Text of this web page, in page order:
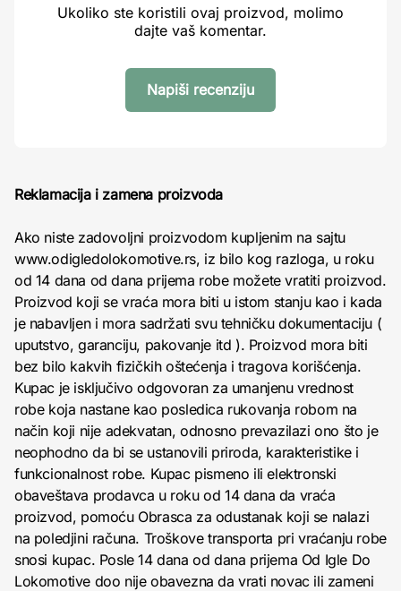
Ukoliko ste koristili ovaj proizvod, molimo
dajte vaš komentar.
Napiši recenziju
Reklamacija i zamena proizvoda
Ako niste zadovoljni proizvodom kupljenim na sajtu
www.odigledolokomotive.rs, iz bilo kog razloga, u roku
od 14 dana od dana prijema robe možete vratiti proizvod.
Proizvod koji se vraća mora biti u istom stanju kao i kada
je nabavljen i mora sadržati svu tehničku dokumentaciju (
uputstvo, garanciju, pakovanje itd ). Proizvod mora biti
bez bilo kakvih fizičkih oštećenja i tragova korišćenja.
Kupac je isključivo odgovoran za umanjenu vrednost
robe koja nastane kao posledica rukovanja robom na
način koji nije adekvatan, odnosno prevazilazi ono što je
neophodno da bi se ustanovili priroda, karakteristike i
funkcionalnost robe. Kupac pismeno ili elektronski
obaveštava prodavca u roku od 14 dana da vraća
proizvod, pomoću Obrasca za odustanak koji se nalazi
na poledjini računa. Troškove transporta pri vraćanju robe
snosi kupac. Posle 14 dana od dana prijema Od Igle Do
Lokomotive doo nije obavezna da vrati novac ili zameni